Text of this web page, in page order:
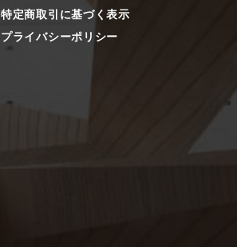
特定商取引に基づく表示
プライバシーポリシー